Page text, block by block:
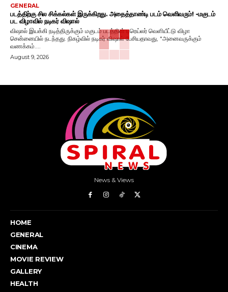
GENERAL
படத்திற்கு சில சிக்கல்கள் இருக்கிறது. அதைத்தாண்டி படம் வெளிவரும்! -மகுடம்
பட விழாவில் நடிகர் விஷால்
விஷால் இயக்கி நடித்திருக்கும் மகுடம் படத்தின் டிரெய்லர் வெளியீட்டு விழா
சென்னையில் நடந்தது. நிகழ்வில் நடிகர் விஷால் பேசியதாவது, "அனைவருக்கும்
வணக்கம்....
August 9, 2026
News & Views
HOME
GENERAL
CINEMA
MOVIE REVIEW
GALLERY
HEALTH